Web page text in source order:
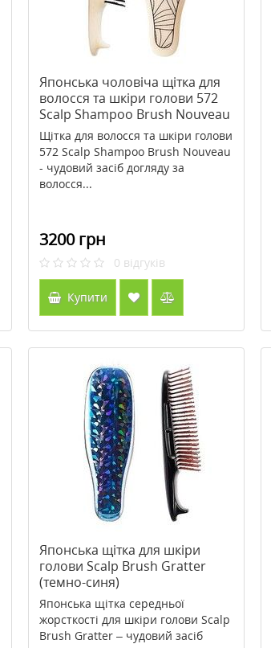
Японська чоловіча щітка для
волосся та шкіри голови 572
Scalp Shampoo Brush Nouveau
Щітка для волосся та шкіри голови
572 Scalp Shampoo Brush Nouveau
- чудовий засіб догляду за
волосся...
3200 грн
0 відгуків
Купити
Японська щітка для шкіри
голови Scalp Brush Gratter
(темно-синя)
Японська щітка середньої
жорсткості для шкіри голови Scalp
Brush Gratter – чудовий засіб